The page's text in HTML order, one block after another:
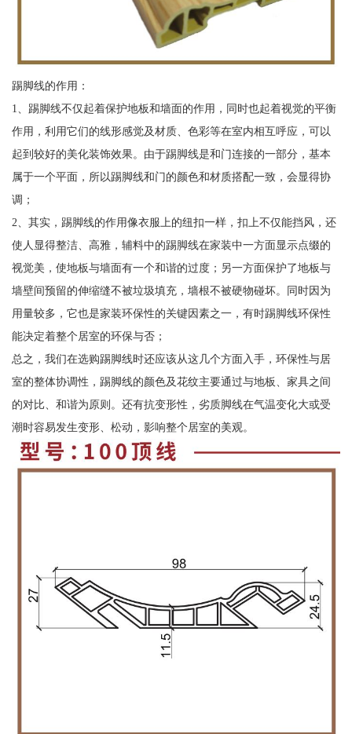
踢脚线的作用：
1、踢脚线不仅起着保护地板和墙面的作用，同时也起着视觉的平衡
作用，利用它们的线形感觉及材质、色彩等在室内相互呼应，可以
起到较好的美化装饰效果。由于踢脚线是和门连接的一部分，基本
属于一个平面，所以踢脚线和门的颜色和材质搭配一致，会显得协
调；
2、其实，踢脚线的作用像衣服上的纽扣一样，扣上不仅能挡风，还
使人显得整洁、高雅，辅料中的踢脚线在家装中一方面显示点缀的
视觉美，使地板与墙面有一个和谐的过度；另一方面保护了地板与
墙壁间预留的伸缩缝不被垃圾填充，墙根不被硬物碰坏。同时因为
用量较多，它也是家装环保性的关键因素之一，有时踢脚线环保性
能决定着整个居室的环保与否；
总之，我们在选购踢脚线时还应该从这几个方面入手，环保性与居
室的整体协调性，踢脚线的颜色及花纹主要通过与地板、家具之间
的对比、和谐为原则。还有抗变形性，劣质脚线在气温变化大或受
潮时容易发生变形、松动，影响整个居室的美观。